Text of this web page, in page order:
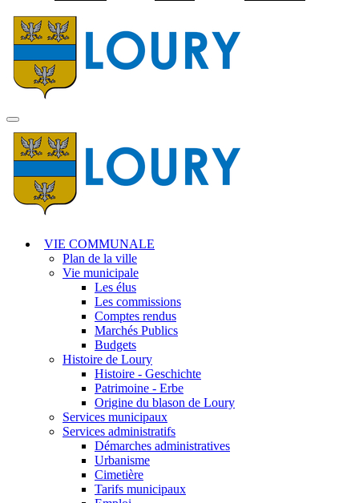
MENU
PRINCIPAL
VIE COMMUNALE
Plan de la ville
Vie municipale
Les élus
Les commissions
Comptes rendus
Marchés Publics
Budgets
Histoire de Loury
Histoire - Geschichte
Patrimoine - Erbe
Origine du blason de Loury
Services municipaux
Services administratifs
Démarches administratives
Urbanisme
Cimetière
Tarifs municipaux